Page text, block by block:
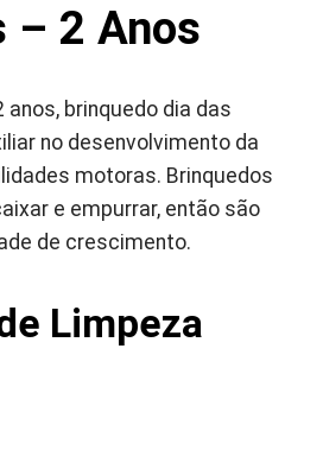
– 2 Anos
anos, brinquedo dia das
no desenvolvimento da
motoras. Brinquedos
e empurrar, então são
de crescimento.
Limpeza